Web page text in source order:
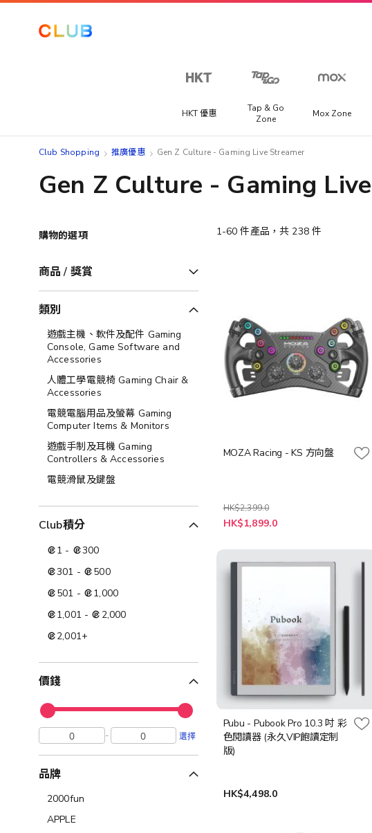
HKT 優惠
Tap & Go
Zone
Mox Zone
Club Shopping 推廣優惠 Gen Z Culture - Gaming Live Streamer
Gen Z Culture - Gaming
1-60 件產品，共 238件
MOZA Racing - KS 方向盤
HK$2,399.0
特
殊
格
HK$1,899.0
Pubu - Pubook Pro 10.3 吋 彩
色閱讀器 (永久VIP飽讀定制
版)
HK$4,498.0
購物的選項
商品 / 獎賞
類別
遊戲主機、軟件及配件 Gaming
Console, Game Software and
Accessories
人體工學電競椅 Gaming Chair &
Accessories
電競電腦用品及螢幕 Gaming
Computer Items & Monitors
遊戲手制及耳機 Gaming
Controllers & Accessories
電競滑鼠及鍵盤
Club積分
1 -
300
301 -
500
501 -
1,000
1,001 -
2,000
2,001+
價錢
- 選擇
品牌
2000fun
APPLE